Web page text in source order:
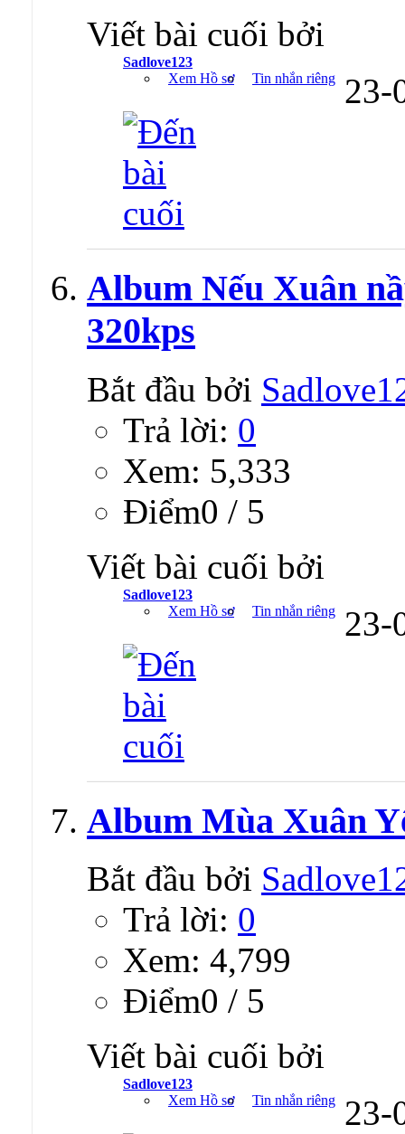
Viết bài cuối bởi
Sadlove123
Xem Hồ sơ
Tin nhắn riêng 23-
Album Nếu Xuân
320kps
Bắt đầu bởi
Trả lời: 0
Xem: 5,333
Ðiểm0 / 5
Viết bài cuối bởi
Sadlove123
Xem Hồ sơ
Tin nhắn riêng 23-
Album Mùa Xuân
Bắt đầu bởi
Trả lời: 0
Xem: 4,799
Ðiểm0 / 5
Viết bài cuối bởi
Sadlove123
Xem Hồ sơ
Tin nhắn riêng 23-